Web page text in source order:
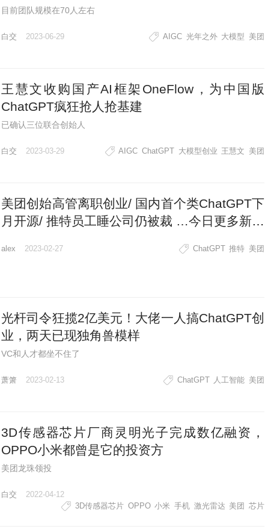
目前团队规模在70人左右
白交 2023-06-29 AIGC 光年之外 大模型 美团
王慧文收购国产AI框架OneFlow，为中国版
ChatGPT疯狂抢人抢基建
已确认三位联合创始人
白交 2023-03-29 AIGC ChatGPT 大模型创业 王慧文 美团
美团创始高管离职创业/ 国内首个类ChatGPT下
月开源/ 推特员工睡公司仍被裁 …今日更多新鲜
alex 2023-02-27 ChatGPT 推特 美团
光杆司令狂揽2亿美元！大佬一人搞ChatGPT创
业，两天已现独角兽模样
VC和人才都坐不住了
萧箫 2023-02-13 ChatGPT 人工智能 美团
3D传感器芯片厂商灵明光子完成数亿融资，
OPPO小米都曾是它的投资方
美团龙珠领投
白交
2022-04-12
3D传感器芯片 OPPO 小米 手机 激光雷达 美团 芯片